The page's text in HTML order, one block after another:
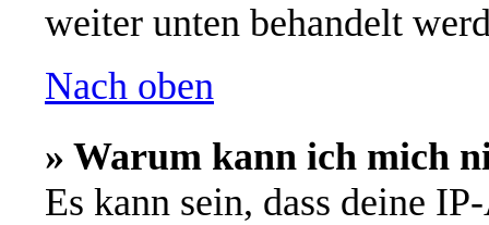
weiter unten behandelt
Nach oben
» Warum kann ich mich
Es kann sein, dass deine